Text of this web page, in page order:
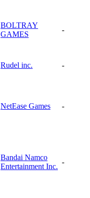
BOLTRAY
GAMES
-
Rudel inc. -
NetEase Games -
Bandai Namco
Entertainment Inc.
-